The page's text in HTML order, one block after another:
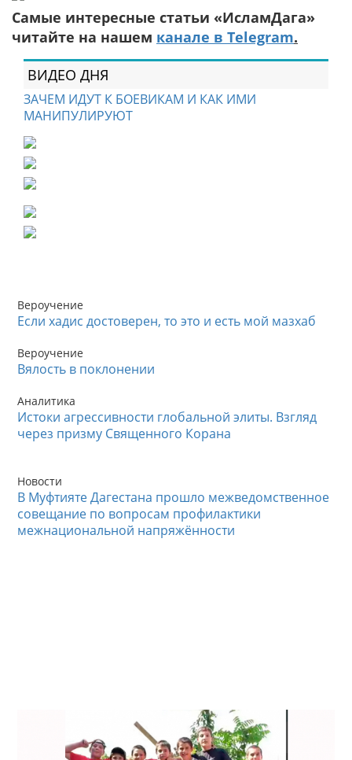
Самые интересные статьи «ИсламДага»
читайте на нашем канале в Telegram.
ВИДЕО ДНЯ
ЗАЧЕМ ИДУТ К БОЕВИКАМ И КАК ИМИ
МАНИПУЛИРУЮТ
Вероучение
Если хадис достоверен, то это и есть мой мазхаб
Вероучение
Вялость в поклонении
Аналитика
Истоки агрессивности глобальной элиты. Взгляд
через призму Священного Корана
Новости
В Муфтияте Дагестана прошло межведомственное
совещание по вопросам профилактики
межнациональной напряжённости